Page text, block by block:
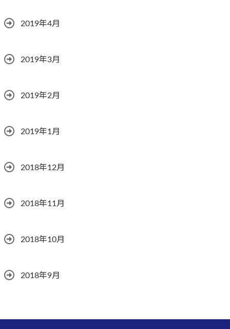
2019年4月
2019年3月
2019年2月
2019年1月
2018年12月
2018年11月
2018年10月
2018年9月